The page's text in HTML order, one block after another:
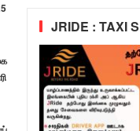
JRIDE : TAXI